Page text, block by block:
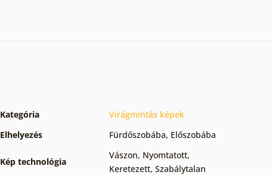
Kategória
Virágmintás képek
Elhelyezés
Fürdőszobába, Előszobába
Kép technológia
Vászon, Nyomtatott,
Keretezett, Szabálytalan